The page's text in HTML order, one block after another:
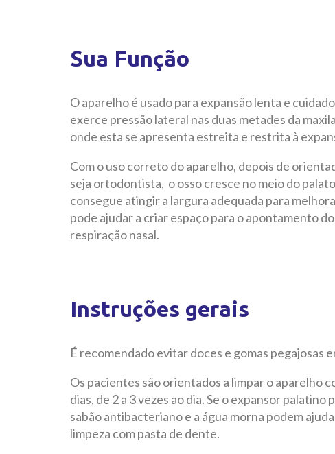
Sua Função
O aparelho é usado para expansão lenta e
exerce pressão lateral nas duas metades da
onde esta se apresenta estreita e restrita à
Com o uso correto do aparelho, depois de
seja ortodontista, o osso cresce no meio do
consegue atingir a largura adequada para
pode ajudar a criar espaço para o apontamento
respiração nasal.
Instruções gerais
É recomendado evitar doces e gomas pegajosas
Os pacientes são orientados a limpar o aparelho
dias, de 2 a 3 vezes ao dia. Se o expansor
sabão antibacteriano e a água morna podem
limpeza com pasta de dente.